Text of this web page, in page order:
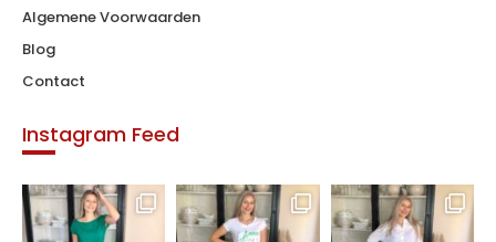
Algemene Voorwaarden
Blog
Contact
Instagram Feed